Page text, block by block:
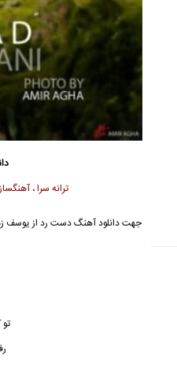
ترانه سرا ،
جهت دانلود آهنگ دست رد از یوسف